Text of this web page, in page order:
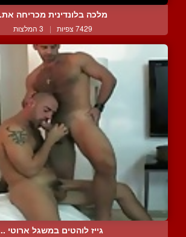
מלכה בלונדינית מכריחה
7429 צפיות | 3 המלצות
גייז לוהטים במשגל ארוטי